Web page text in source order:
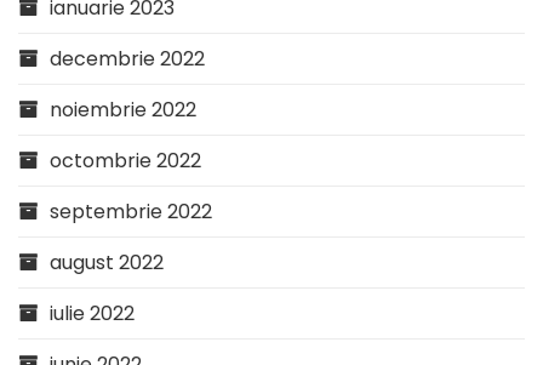
ianuarie 2023
decembrie 2022
noiembrie 2022
octombrie 2022
septembrie 2022
august 2022
iulie 2022